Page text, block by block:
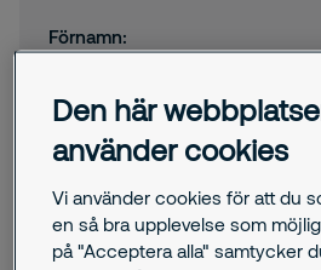
Förnamn:
Efternamn:
Telefonnummer:
Den här
använder cookies
Vi använder cookies för att du
en så bra upplevelse som
på "Acceptera alla" samtycker